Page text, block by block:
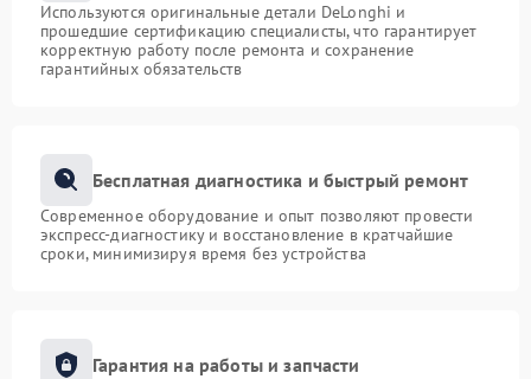
Используются оригинальные детали DeLonghi и
прошедшие сертификацию специалисты, что гарантирует
корректную работу после ремонта и сохранение
гарантийных обязательств
Бесплатная диагностика и быстрый ремонт
Современное оборудование и опыт позволяют провести
экспресс-диагностику и восстановление в кратчайшие
сроки, минимизируя время без устройства
Гарантия на работы и запчасти